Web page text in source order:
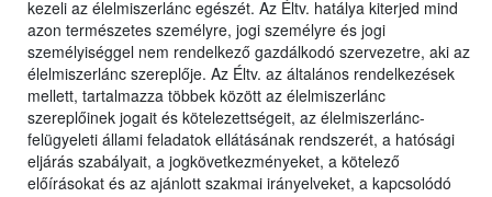
kezeli az élelmiszerlánc egészét. Az Éltv. hatálya kiterjed mind
azon természetes személyre, jogi személyre és jogi
személyiséggel nem rendelkező gazdálkodó szervezetre, aki az
élelmiszerlánc szereplője. Az Éltv. az általános rendelkezések
mellett, tartalmazza többek között az élelmiszerlánc
szereplőinek jogait és kötelezettségeit, az élelmiszerlánc-
felügyeleti állami feladatok ellátásának rendszerét, a hatósági
eljárás szabályait, a jogkövetkezményeket, a kötelező
előírásokat és az ajánlott szakmai irányelveket, a kapcsolódó